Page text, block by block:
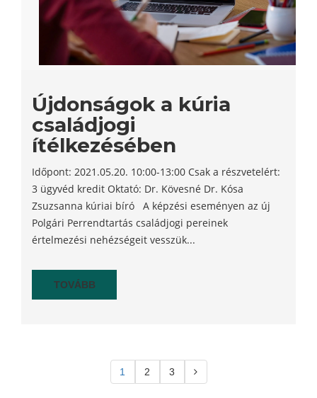
Újdonságok a kúria
családjogi
ítélkezésében
Időpont: 2021.05.20. 10:00-13:00 Csak a részvetelért:
3 ügyvéd kredit Oktató: Dr. Kövesné Dr. Kósa
Zsuzsanna kúriai bíró A képzési eseményen az új
Polgári Perrendtartás családjogi pereinek
értelmezési nehézségeit vesszük...
TOVÁBB
1 2 3